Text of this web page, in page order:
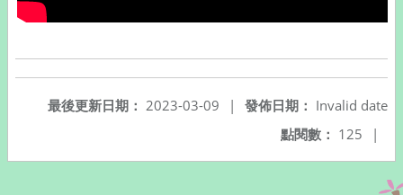
發佈日期： Invalid date
最後更新日期： 2023-03-09
|
點閱數： 125 |